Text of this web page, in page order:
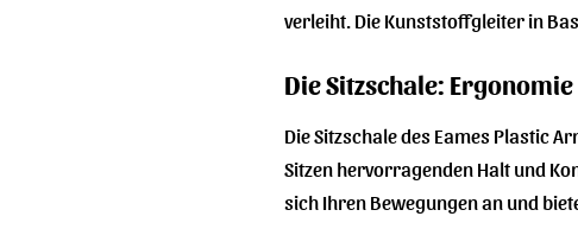
verleiht. Die Kunststoffgleiter in
Die Sitzschale:
Die Sitzschale des Eames Plastic
Sitzen hervorragenden Halt und
sich Ihren Bewegungen an und